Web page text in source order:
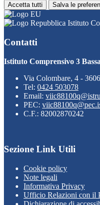
Accetta tutti Salva le
Istituto
Contatti
Istituto Comprensivo 3
Via Colombare, 4 -
Tel: 0424 503078
Email:
PEC:
C.F.: 82002870242
Sezione Link Utili
Cookie policy
Note legali
Informativa Privacy
Ufficio Relazioni con il